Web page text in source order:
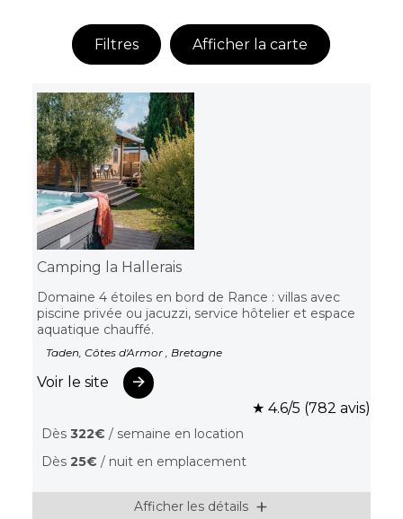
Filtres Afficher la carte
Camping la Hallerais
Domaine 4 étoiles en bord de Rance : villas avec
piscine privée ou jacuzzi, service hôtelier et espace
aquatique chauffé.
Taden, Côtes d'Armor , Bretagne
Voir le site
★ 4.6/5 (782 avis)
Dès 322€ / semaine en location
Dès 25€ / nuit en emplacement
Afficher les détails